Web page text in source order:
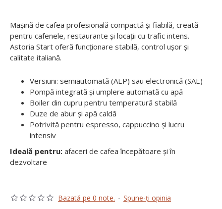
Mașină de cafea profesională compactă și fiabilă, creată
pentru cafenele, restaurante și locații cu trafic intens.
Astoria Start oferă funcționare stabilă, control ușor și
calitate italiană.
Versiuni: semiautomată (AEP) sau electronică (SAE)
Pompă integrată și umplere automată cu apă
Boiler din cupru pentru temperatură stabilă
Duze de abur și apă caldă
Potrivită pentru espresso, cappuccino și lucru
intensiv
Ideală pentru: afaceri de cafea începătoare și în
dezvoltare
Bazată pe 0 note. - Spune-ţi opinia